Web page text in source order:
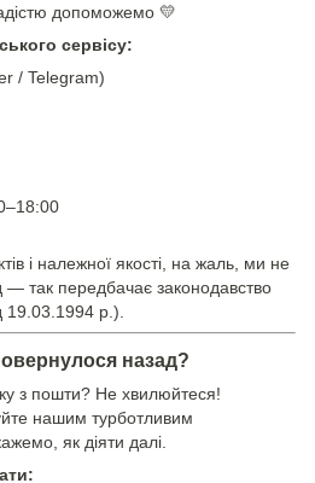
допоможемо 💛
сервісу:
/ Telegram)
і належної якості, на жаль, ми не
так передбачає законодавство
р.).
назад?
з пошти? Не хвилюйтеся!
нашим турботливим
як діяти далі.